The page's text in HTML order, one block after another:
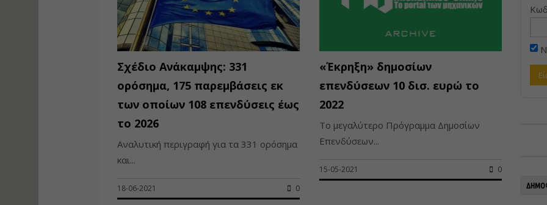
Σχέδιο Ανάκαμψης: 331
ορόσημα, 175 παρεμβάσεις εκ
των οποίων 108 επενδύσεις έως
το 2026
Αναλυτική περιγραφή για τα 331 ορόσημα
και...
18-06-2021 0
«Έκρηξη» δημοσίων
επενδύσεων 10 δισ. ευρώ το
2022
Το μεγαλύτερο Πρόγραμμα Δημοσίων
Επενδύσεων...
15-05-2021 0